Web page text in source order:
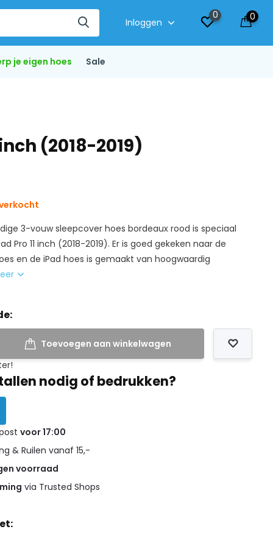
Inloggen
0 0
je eigen hoes Sale
(2018-2019)
3-vouw sleepcover hoes bordeaux rood is speciaal
Pro 11 inch (2018-2019). Er is goed gekeken naar de
en de iPad hoes is gemaakt van hoogwaardig
Toevoegen aan winkelwagen
nodig of bedrukken?
voor 17:00
& Ruilen vanaf 15,-
voorraad
via Trusted Shops